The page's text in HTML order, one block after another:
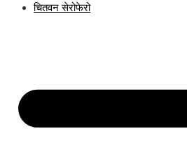
चितवन सेरोफेरो